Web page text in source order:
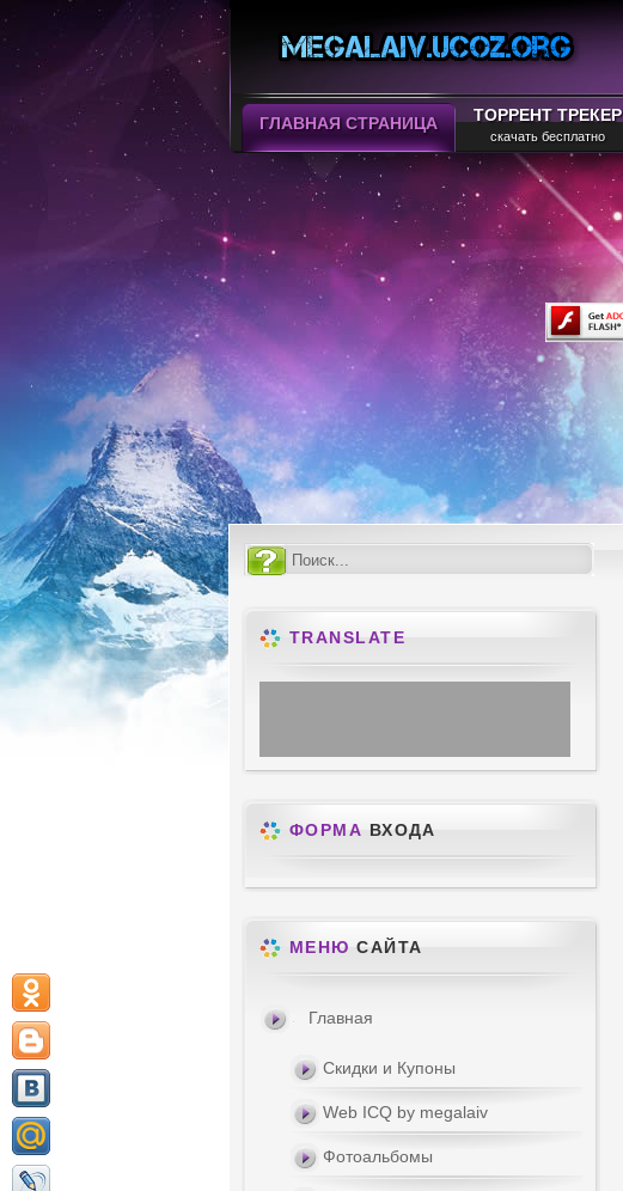
ГЛАВНАЯ СТРАНИЦА ТОРРЕНТ ТРЕКЕР
скачать бесплатно
TRANSLATE
ФОРМА ВХОДА
МЕНЮ САЙТА
Главная
Скидки и Купоны
Web ICQ by megalaiv
Фотоальбомы